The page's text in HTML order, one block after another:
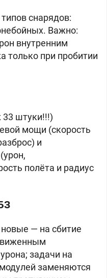
снарядов:
Важно:
внутренним
только при пробитии
штуки!!!)
мощи (скорость
и
полёта и радиус
— на сбитие
задачи на
заменяются